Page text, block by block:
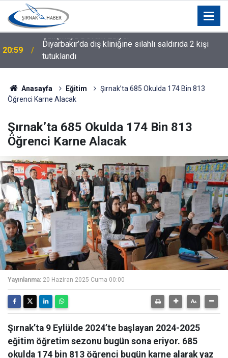
20:59
Diyarbakır’da diş kliniğine silahlı saldırıda 2 kişi
tutuklandı
Anasayfa Eğitim
Şırnak’ta 685 Okulda 174 Bin 813
Öğrenci Karne Alacak
Şırnak’ta 685 Okulda 174 Bin 813
Öğrenci Karne Alacak
Yayınlanma: 20 Haziran 2025 Cuma 00:00
Şırnak’ta 9 Eylülde 2024’te başlayan 2024-2025
eğitim öğretim sezonu bugün sona eriyor. 685
okulda 174 bin 813 öğrenci bugün karne alarak yaz